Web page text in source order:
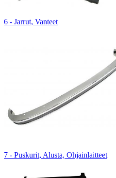
6 - Jarrut, Vanteet
7 - Puskurit, Alusta, Ohjainlaitteet